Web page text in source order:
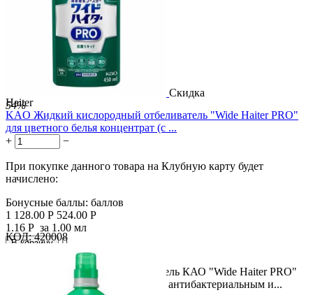
Скидка
54%
Haiter
KAO Жидкий кислородный отбеливатель "Wide Haiter PRO"
для цветного белья концентрат (с ...
+
−
При покупке данного товара на Клубную карту будет
начислено:
Бонусные баллы: баллов
1 128.00 Р 524.00 Р
1.16 Р за 1.00 мл
В корзину

Жидкий кислородный отбеливатель КАО "Wide Haiter PRO"
для цветного белья концентрат (с антибактериальным и...
КОД: 420008